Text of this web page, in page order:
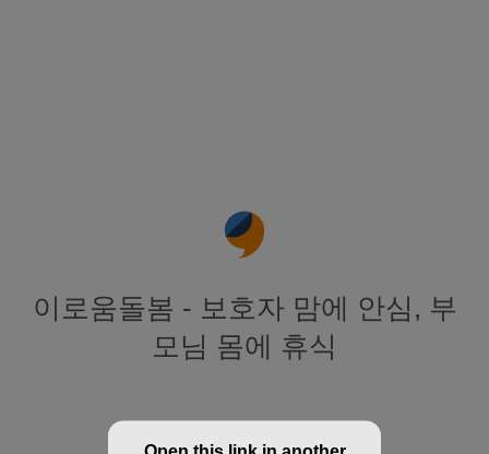
이로움돌봄 - 보호자 맘에 안심, 부
모님 몸에 휴식